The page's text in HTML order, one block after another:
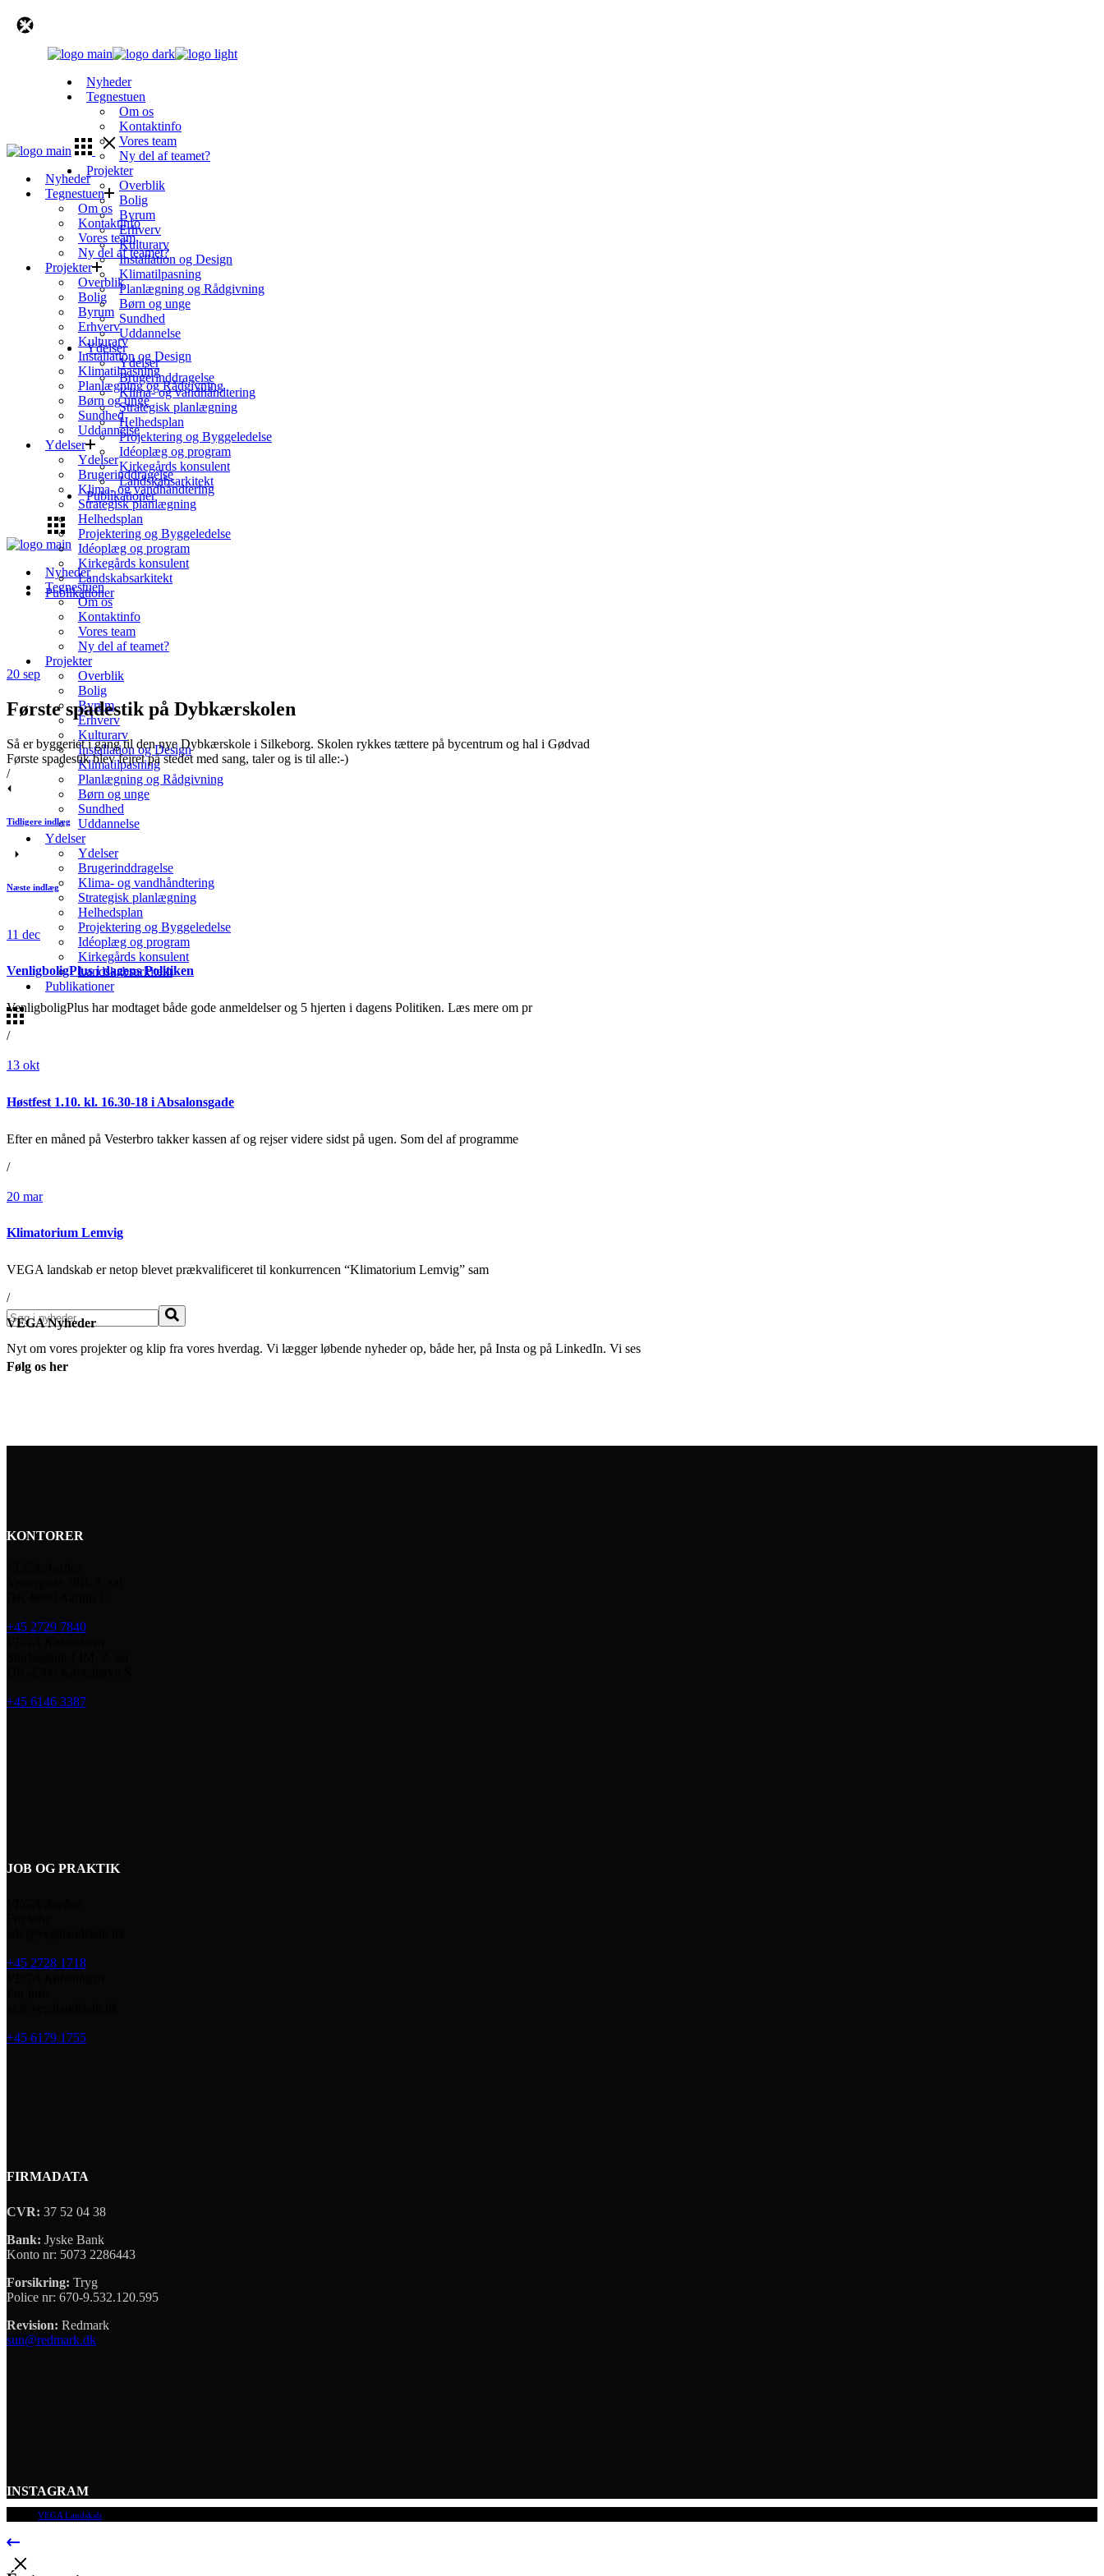
Nyheder
Tegnestuen
Om os
Kontaktinfo
Vores team
Ny del af teamet?
Projekter
Overblik
Bolig
Byrum
Erhverv
Kulturarv
Installation og Design
Klimatilpasning
Planlægning og Rådgivning
Børn og unge
Sundhed
Uddannelse
Ydelser
Ydelser
Brugerinddragelse
Klima- og vandhåndtering
Strategisk planlægning
Helhedsplan
Projektering og Byggeledelse
Idéoplæg og program
Kirkegårds konsulent
Landskabsarkitekt
Publikationer
Nyheder
Tegnestuen
Om os
Kontaktinfo
Vores team
Ny del af teamet?
Projekter
Overblik
Bolig
Byrum
Erhverv
Kulturarv
Installation og Design
Klimatilpasning
Planlægning og Rådgivning
Børn og unge
Sundhed
Uddannelse
Ydelser
Ydelser
Brugerinddragelse
Klima- og vandhåndtering
Strategisk planlægning
Helhedsplan
Projektering og Byggeledelse
Idéoplæg og program
Kirkegårds konsulent
Landskabsarkitekt
Publikationer
Nyheder
Tegnestuen
Om os
Kontaktinfo
Vores team
Ny del af teamet?
Projekter
Overblik
Bolig
Byrum
Erhverv
Kulturarv
Installation og Design
Klimatilpasning
Planlægning og Rådgivning
Børn og unge
Sundhed
Uddannelse
Ydelser
Ydelser
Brugerinddragelse
Klima- og vandhåndtering
Strategisk planlægning
Helhedsplan
Projektering og Byggeledelse
Idéoplæg og program
Kirkegårds konsulent
Landskabsarkitekt
Publikationer
20 sep
Første spadestik på Dybkærskolen
Så er byggeriet i gang til den nye Dybkærskole i Silkeborg. Skolen rykkes tættere på bycentrum og hal i Gødvad
Første spadestik blev fejret på stedet med sang, taler og is til alle:-)
/
Tidligere indlæg
Næste indlæg
11 dec
VenligboligPlus i dagens Politiken
VenligboligPlus har modtaget både gode anmeldelser og 5 hjerten i dagens Politiken. Læs mere om pr
/
13 okt
Høstfest 1.10. kl. 16.30-18 i Absalonsgade
Efter en måned på Vesterbro takker kassen af og rejser videre sidst på ugen. Som del af programme
/
20 mar
Klimatorium Lemvig
VEGA landskab er netop blevet prækvalificeret til konkurrencen “Klimatorium Lemvig” sam
/
Søg
VEGA Nyheder
Nyt om vores projekter og klip fra vores hverdag. Vi lægger løbende nyheder op, både her, på Insta og på LinkedIn. Vi ses
Følg os her
KONTORER
+45 2729 7840
+45 6146 3387
JOB OG PRAKTIK
+45 2728 1718
+45 6179 1755
FIRMADATA
CVR: 37 52 04 38
Bank: Jyske Bank
Konto nr: 5073 2286443
Forsikring: Tryg
Police nr: 670-9.532.120.595
Revision: Redmark
sun@redmark.dk
INSTAGRAM
VEGA Landskab